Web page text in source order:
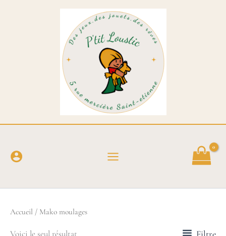
Accueil / Mako moulages
Voici le seul résultat